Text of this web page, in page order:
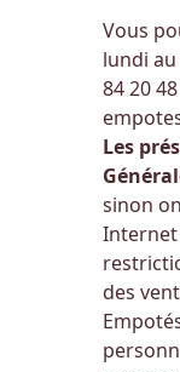
Vous
lundi au
84 20
Les
sinon
Internet
des